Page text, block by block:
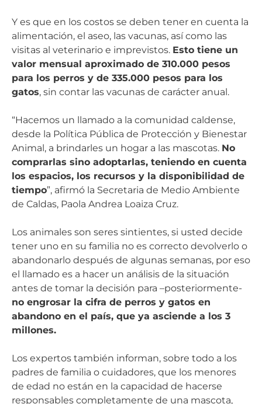
Y es que en los costos se deben tener en cuenta la
alimentación, el aseo, las vacunas, así como las
visitas al veterinario e imprevistos. Esto tiene un
valor mensual aproximado de 310.000 pesos
para los perros y de 335.000 pesos para los
gatos, sin contar las vacunas de carácter anual.
“Hacemos un llamado a la comunidad caldense,
desde la Política Pública de Protección y Bienestar
Animal, a brindarles un hogar a las mascotas. No
comprarlas sino adoptarlas, teniendo en cuenta
los espacios, los recursos y la disponibilidad de
tiempo”, afirmó la Secretaria de Medio Ambiente
de Caldas, Paola Andrea Loaiza Cruz.
Los animales son seres sintientes, si usted decide
tener uno en su familia no es correcto devolverlo o
abandonarlo después de algunas semanas, por eso
el llamado es a hacer un análisis de la situación
antes de tomar la decisión para –posteriormente-
no engrosar la cifra de perros y gatos en
abandono en el país, que ya asciende a los 3
millones.
Los expertos también informan, sobre todo a los
padres de familia o cuidadores, que los menores
de edad no están en la capacidad de hacerse
responsables completamente de una mascota,